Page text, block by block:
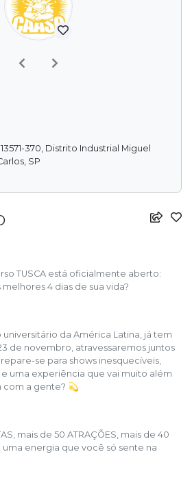
PreviousNext
370, Distrito Industrial Miguel
SP
TUSCA está oficialmente aberto:
4 dias de sua vida?
universitário da América Latina, já tem
de novembro, atravessaremos juntos
se para shows inesquecíveis,
uma experiência que vai muito além
com a gente? 💫
mais de 50 ATRAÇÕES, mais de 40
uma energia que você só sente na